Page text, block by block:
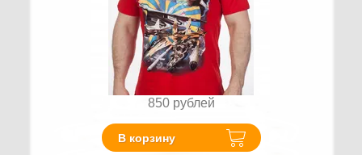
850 рублей
В корзину